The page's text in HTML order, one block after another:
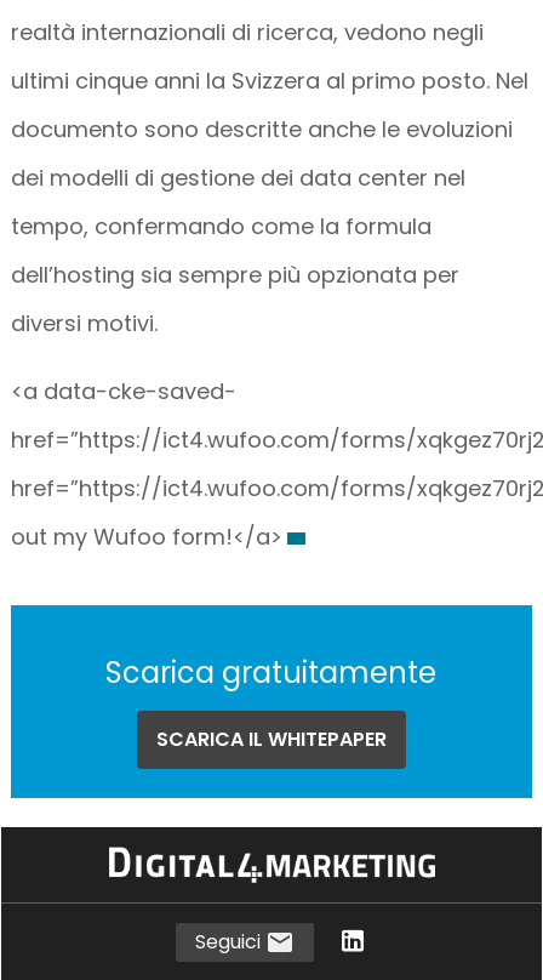
realtà internazionali di ricerca, vedono negli
ultimi cinque anni la Svizzera al primo posto. Nel
documento sono descritte anche le evoluzioni
dei modelli di gestione dei data center nel
tempo, confermando come la formula
dell’hosting sia sempre più opzionata per
diversi motivi.
<a data-cke-saved-
href=”https://ict4.wufoo.com/forms/
href=”https://ict4.wufoo.com/forms/
out my Wufoo form!</a>
Scarica gratuitamente
SCARICA IL WHITEPAPER
Seguici